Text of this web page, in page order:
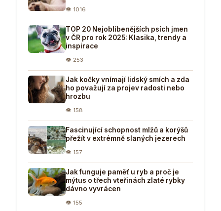
👁 1016
TOP 20 Nejoblíbenějších psích jmen
v ČR pro rok 2025: Klasika, trendy a
inspirace
👁 253
Jak kočky vnímají lidský smích a zda
ho považují za projev radosti nebo
hrozbu
👁 158
Fascinující schopnost mlžů a korýšů
přežít v extrémně slaných jezerech
👁 157
Jak funguje paměť u ryb a proč je
mýtus o třech vteřinách zlaté rybky
dávno vyvrácen
👁 155